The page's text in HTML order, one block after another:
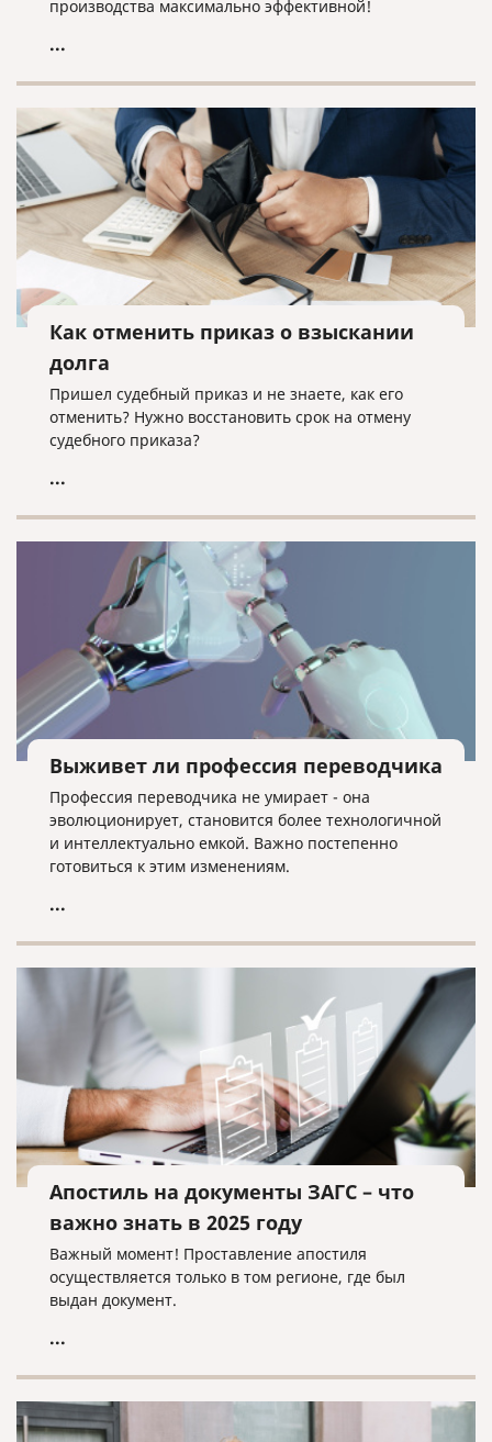
производства максимально эффективной!
...
Как отменить приказ о взыскании
долга
Пришел судебный приказ и не знаете, как его
отменить? Нужно восстановить срок на отмену
судебного приказа?
...
Выживет ли профессия переводчика
Профессия переводчика не умирает - она
эволюционирует, становится более технологичной
и интеллектуально емкой. Важно постепенно
готовиться к этим изменениям.
...
Апостиль на документы ЗАГС – что
важно знать в 2025 году
Важный момент! Проставление апостиля
осуществляется только в том регионе, где был
выдан документ.
...